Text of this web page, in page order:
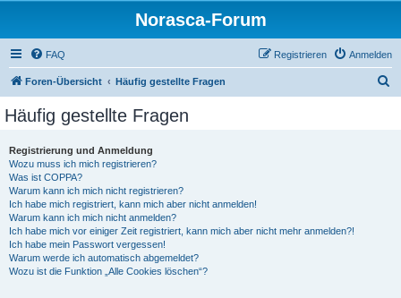
Norasca-Forum
FAQ Anmelden
Registrieren
Foren-Übersicht Häufig gestellte Fragen
Häufig gestellte Fragen
Registrierung und Anmeldung
Wozu muss ich mich registrieren?
Was ist COPPA?
Warum kann ich mich nicht registrieren?
Ich habe mich registriert, kann mich aber nicht anmelden!
Warum kann ich mich nicht anmelden?
Ich habe mich vor einiger Zeit registriert, kann mich aber nicht mehr anmelden?!
Ich habe mein Passwort vergessen!
Warum werde ich automatisch abgemeldet?
Wozu ist die Funktion „Alle Cookies löschen“?